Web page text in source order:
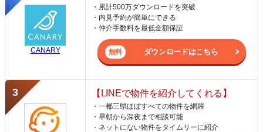
CANARY
・累計500万ダウンロードを突破
・内見予約が簡単にできる
・仲介手数料を最低金額保証
ダウンロードはこちら
【LINEで物件を紹介してくれる】
・一都三県ほぼすべての物件を網羅
・早朝から深夜まで相談可能
・ネットにない物件をタイムリーに紹介